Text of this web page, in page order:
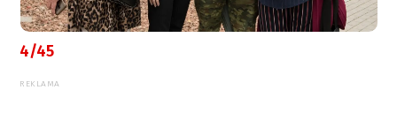
4/45
REKLAMA